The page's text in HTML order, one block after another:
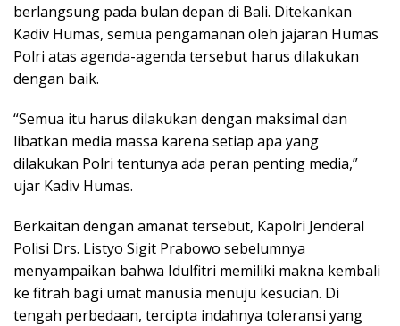
berlangsung pada bulan depan di Bali. Ditekankan
Kadiv Humas, semua pengamanan oleh jajaran Humas
Polri atas agenda-agenda tersebut harus dilakukan
dengan baik.
“Semua itu harus dilakukan dengan maksimal dan
libatkan media massa karena setiap apa yang
dilakukan Polri tentunya ada peran penting media,”
ujar Kadiv Humas.
Berkaitan dengan amanat tersebut, Kapolri Jenderal
Polisi Drs. Listyo Sigit Prabowo sebelumnya
menyampaikan bahwa Idulfitri memiliki makna kembali
ke fitrah bagi umat manusia menuju kesucian. Di
tengah perbedaan, tercipta indahnya toleransi yang